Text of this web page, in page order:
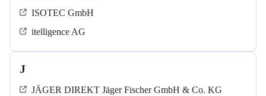
ISOTEC GmbH
itelligence AG
J
JÄGER DIREKT Jäger Fischer GmbH & Co. KG